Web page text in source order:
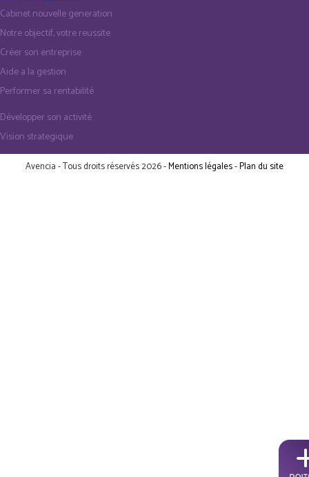
Cabinet nouvelle generation
Notre objectif, votre reussite
Créer son entreprise
Aide a la gestion
Performer sa rentabilité
Développer son activité
Vision strategique
Avencia - Tous droits réservés 2026 -Mentions légales-Plan du site